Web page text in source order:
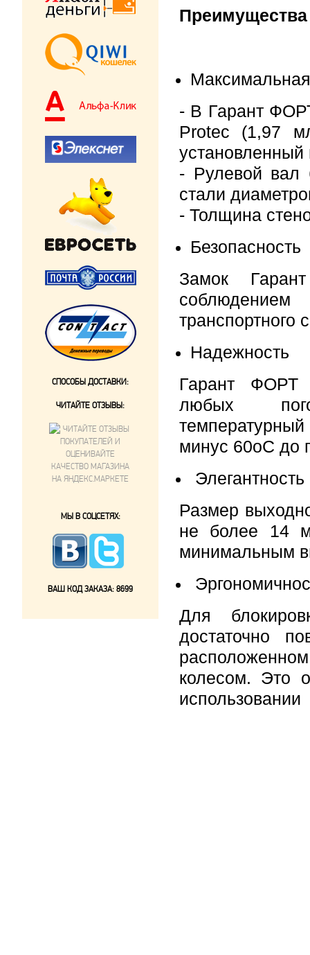
- В Гарант
Protec (1,97
установленный
- Рулевой вал
стали
- Толщина
Безопасность
Замок
соблюдением
транспортного
Надежность
Гарант ФОРТ
любых
температурный
минус 60оС до
Элегантность
Размер
не более 14
минимальным
Для
достаточно
колесом. Это
использовании
СПОСОБЫ ДОСТАВКИ:
ЧИТАЙТЕ ОТЗЫВЫ:
МЫ В СОЦСЕТЯХ:
ВАШ КОД ЗАКАЗА: 8699